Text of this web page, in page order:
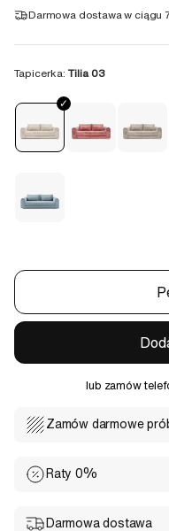
Darmowa dostawa w ciągu
Tapicerka: Tilia 03
lub zamów
Zamów darmowe
Raty 0%
Darmowa dostawa